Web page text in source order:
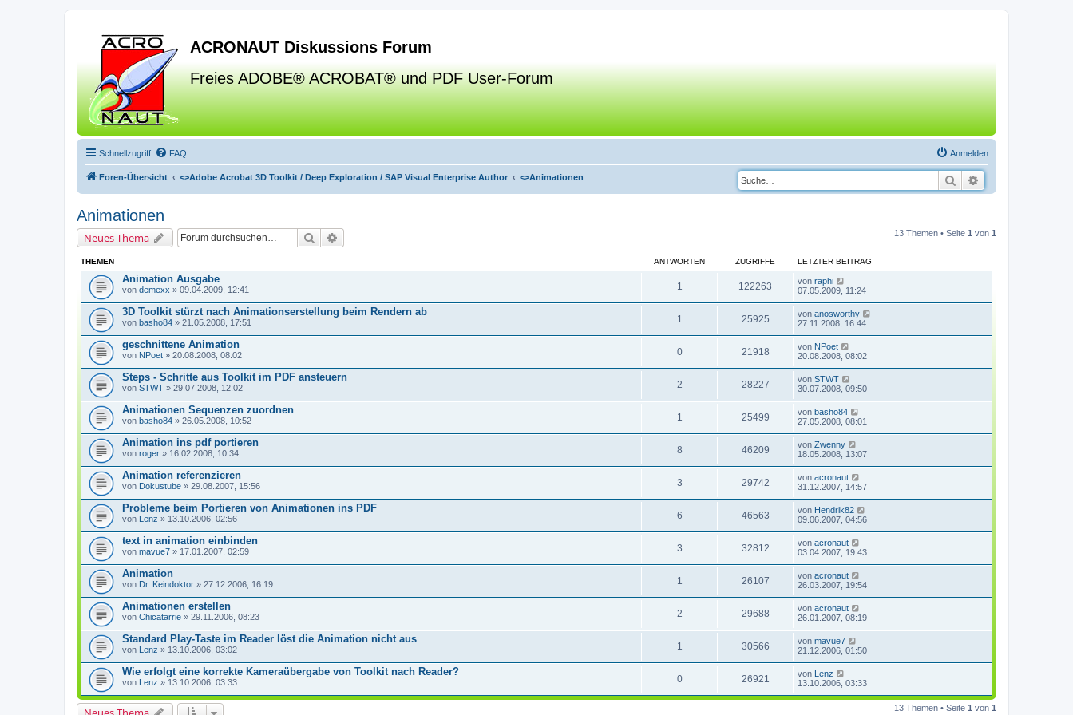
ACRONAUT Diskussions Forum
Freies ADOBE® ACROBAT® und PDF User-Forum
Schnellzugriff FAQ Anmelden
Foren-Übersicht <>Adobe Acrobat 3D Toolkit / Deep Exploration / SAP Visual Enterprise Author <>Animationen Suche
Animationen
Neues Thema Suche 13 Themen • Seite 1 von 1
THEMEN ANTWORTEN ZUGRIFFE LETZTER BEITRAG
Animation Ausgabe
von demexx » 09.04.2009, 12:41 1 122263 von raphi
07.05.2009, 11:24
3D Toolkit stürzt nach Animationserstellung beim Rendern ab
von basho84 » 21.05.2008, 17:51 1 25925 von anosworthy
27.11.2008, 16:44
geschnittene Animation
von NPoet » 20.08.2008, 08:02 0 21918 von NPoet
20.08.2008, 08:02
Steps - Schritte aus Toolkit im PDF ansteuern
von STWT » 29.07.2008, 12:02 2 28227 von STWT
30.07.2008, 09:50
Animationen Sequenzen zuordnen
von basho84 » 26.05.2008, 10:52 1 25499 von basho84
27.05.2008, 08:01
Animation ins pdf portieren
von roger » 16.02.2008, 10:34 8 46209 von Zwenny
18.05.2008, 13:07
Animation referenzieren
von Dokustube » 29.08.2007, 15:56 3 29742 von acronaut
31.12.2007, 14:57
Probleme beim Portieren von Animationen ins PDF
von Lenz » 13.10.2006, 02:56 6 46563 von Hendrik82
09.06.2007, 04:56
text in animation einbinden
von mavue7 » 17.01.2007, 02:59 3 32812 von acronaut
03.04.2007, 19:43
Animation
von Dr. Keindoktor » 27.12.2006, 16:19 1 26107 von acronaut
26.03.2007, 19:54
Animationen erstellen
von Chicatarrie » 29.11.2006, 08:23 2 29688 von acronaut
26.01.2007, 08:19
Standard Play-Taste im Reader löst die Animation nicht aus
von Lenz » 13.10.2006, 03:02 1 30566 von mavue7
21.12.2006, 01:50
Wie erfolgt eine korrekte Kameraübergabe von Toolkit nach Reader?
von Lenz » 13.10.2006, 03:33 0 26921 von Lenz
13.10.2006, 03:33
13 Themen • Seite 1 von 1